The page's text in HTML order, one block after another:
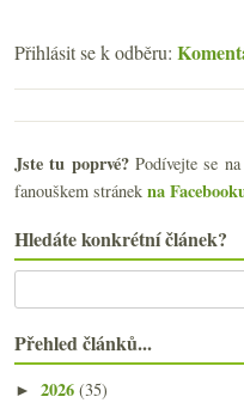
Přihlásit se k odběru:
Jste tu poprvé?Podívejte se
fanouškem stránek na
Hledáte konkrétní článek?
Přehled článků...
► 2026 (35)